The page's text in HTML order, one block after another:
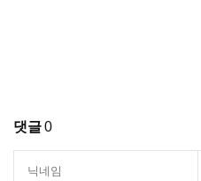
댓글0